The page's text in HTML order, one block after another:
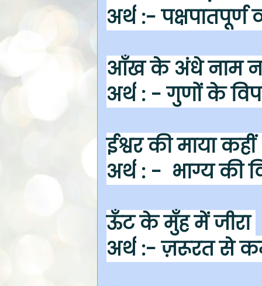
अर्थ :- पक्षपातपूर्ण
आँख के अंधे नाम
अर्थ : - गुणों के
ईश्वर की माया
अर्थ : - भाग्य की
ऊँट के मुँह में जीरा
अर्थ :- ज़रूरत से